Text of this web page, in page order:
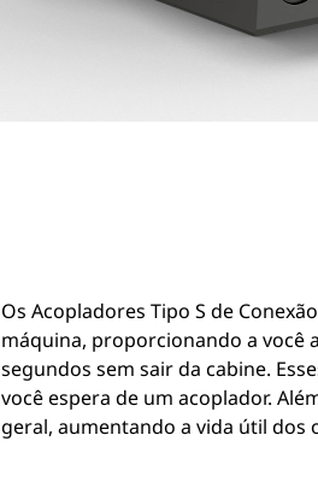
Os Acopladores Tipo S de
máquina, proporcionando a você
segundos sem sair da cabine.
você espera de um acoplador.
geral, aumentando a vida útil dos